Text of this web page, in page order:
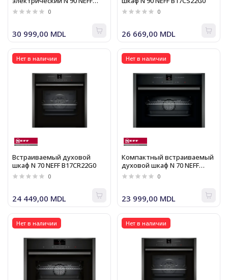
B27CS22G0 0
30 999,00 MDL
0
26 669,00 MDL
Нет в наличии
Встраиваемый духовой
шкаф N 70 NEFF B17CR22G0
0
24 449,00 MDL
Нет в наличии
Компактный встраиваемый
духовой шкаф N 70 NEFF
C17CR22G0 0
23 999,00 MDL
Нет в наличии Нет в наличии